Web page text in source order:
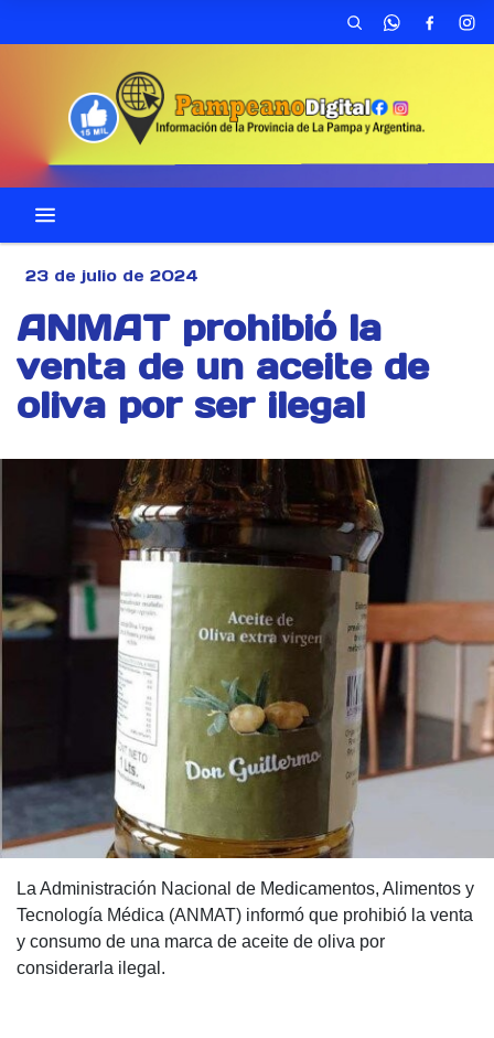
23 de julio de 2024
ANMAT prohibió la
venta de un aceite de
oliva por ser ilegal
La Administración Nacional de Medicamentos, Alimentos y
Tecnología Médica (ANMAT) informó que prohibió la venta
y consumo de una marca de aceite de oliva por
considerarla ilegal.